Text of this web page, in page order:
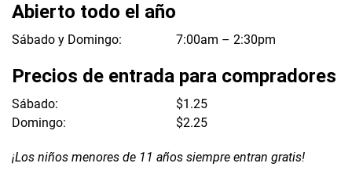
Abierto todo el año
Sábado y Domingo: 7:00am – 2:30pm
Precios de entrada para compradores
Sábado:
Domingo:
$1.25
$2.25
¡Los niños menores de 11 años siempre entran gratis!